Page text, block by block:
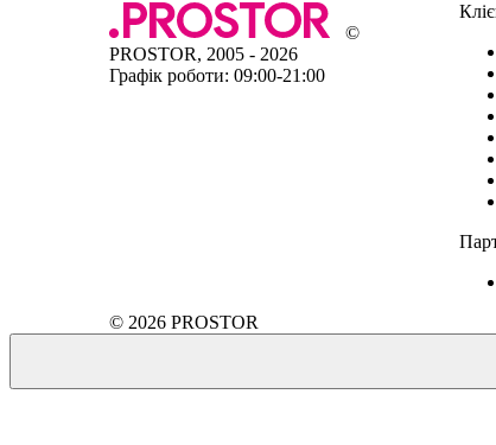
©
PROSTOR, 2005 - 2026
Графік роботи: 09:00-21:00
© 2026 PROSTOR